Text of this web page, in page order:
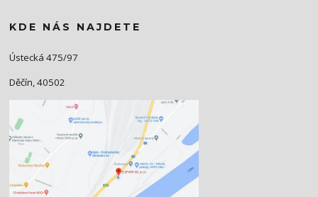
KDE NÁS NAJDETE
Ústecká 475/97
Děčín, 40502